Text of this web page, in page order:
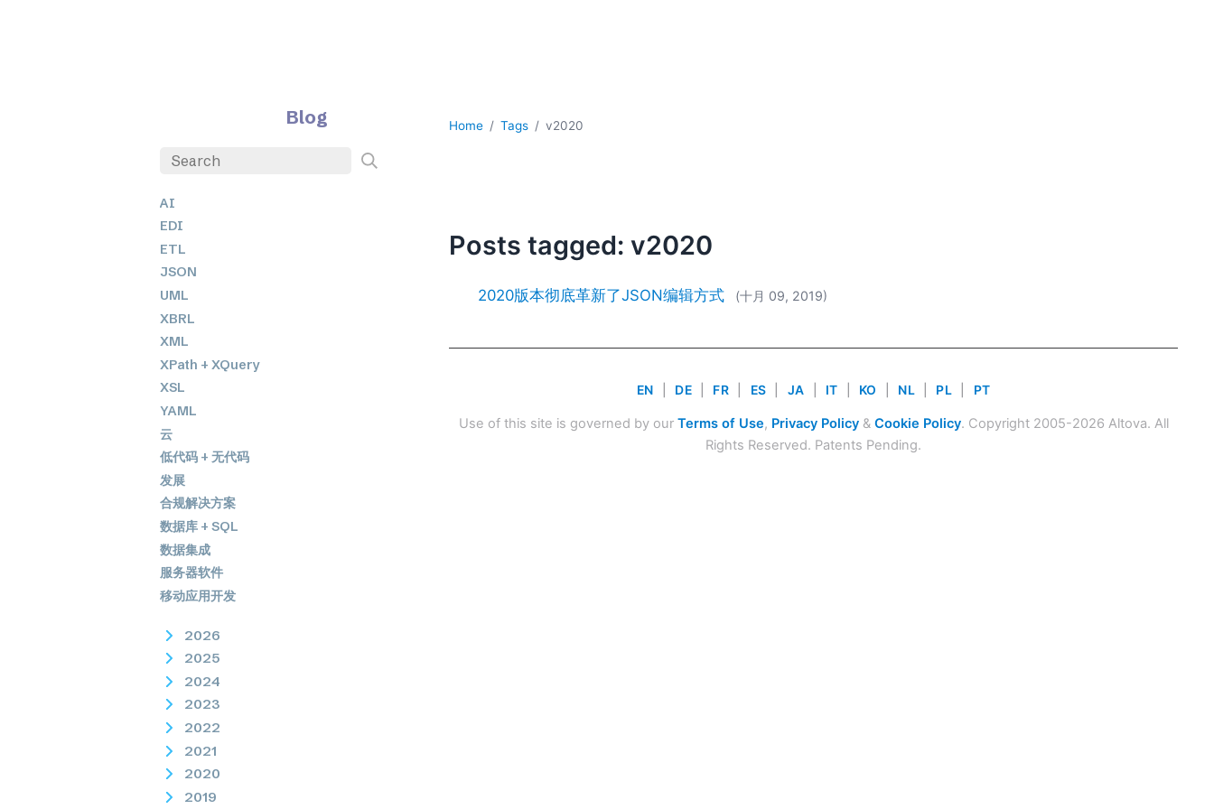
Blog
AI
EDI
ETL
JSON
UML
XBRL
XML
XPath + XQuery
XSL
YAML
云
低代码 + 无代码
发展
合规解决方案
数据库 + SQL
数据集成
服务器软件
移动应用开发
2026
2025
2024
2023
2022
2021
2020
2019
Home Tags v2020
Posts tagged: v2020
2020版本彻底革新了JSON编辑方式 (十月 09, 2019)
EN DE FR ES JA IT KO NL PL PT
Use of this site is governed by our Terms of Use, Privacy Policy& Cookie Policy. Copyright 2005-2026 Altova. All
Rights Reserved. Patents Pending.